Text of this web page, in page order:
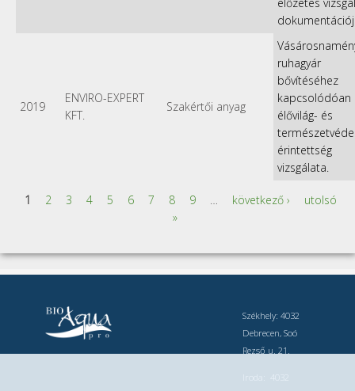
2019
ENVIRO-EXPERT
KFT.
Szakértői anyag
ruhagyár
bővítéséhez
kapcsolódóan
élővilág- és
érintettség
vizsgálata.
1 2 3 4 5 6 7 8 9 … következő ›
utolsó
»
Székhely: 4032
Debrecen, Soó
Rezső u. 21.
Iroda: 4032